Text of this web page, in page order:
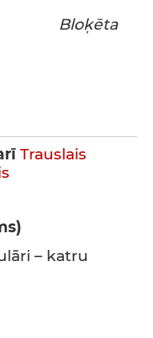
Bloķēta
Trauslais
– katru